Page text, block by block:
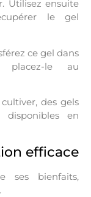
Utilisez ensuite
le gel
ce gel dans
le au
des gels
disponibles en
efficace
ses bienfaits,